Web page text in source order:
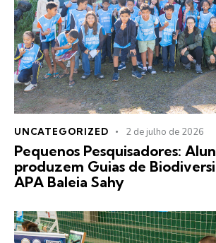
UNCATEGORIZED 2 de julho de 2026
Pequenos Pesquisadores:
produzem Guias de
APA Baleia Sahy